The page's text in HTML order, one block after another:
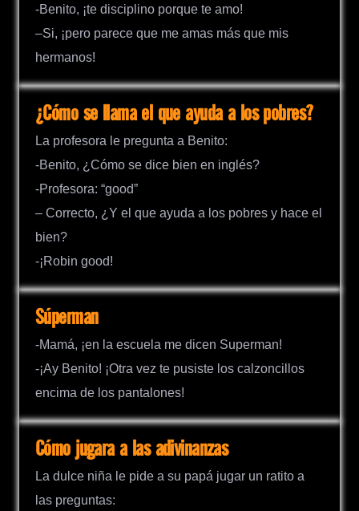
-Benito, ¡te disciplino porque te amo!
–Si, ¡pero parece que me amas más que mis
hermanos!
¿Cómo se llama el que ayuda a los pobres?
La profesora le pregunta a Benito:
-Benito, ¿Cómo se dice bien en inglés?
-Profesora: “good”
– Correcto, ¿Y el que ayuda a los pobres y hace el
bien?
-¡Robin good!
Súperman
-Mamá, ¡en la escuela me dicen Superman!
-¡Ay Benito! ¡Otra vez te pusiste los calzoncillos
encima de los pantalones!
Cómo jugara a las adivinanzas
La dulce niña le pide a su papá jugar un ratito a
las preguntas: